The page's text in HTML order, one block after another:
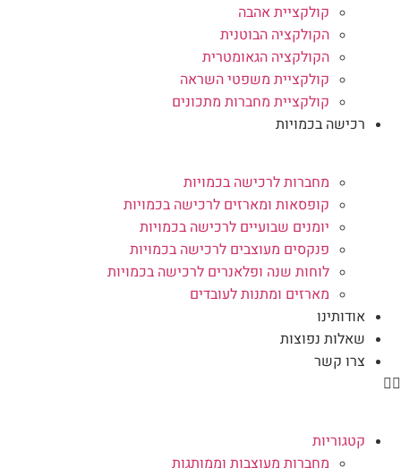
קולקציית אהבה
הקולקציה הבוטנית
הקולקציה הגאומטרית
קולקציית משפטי השראה
קולקציית מחברות מתכונים
רכישה בכמויות
מחברות לרכישה בכמויות
קופסאות ומארזים לרכישה בכמויות
יומנים שבועיים לרכישה בכמויות
פנקסים מעוצבים לרכישה בכמויות
לוחות שנה ופלאנרים לרכישה בכמויות
מארזים ומתנות לעובדים
אודותינו
שאלות נפוצות
צרו קשר
קטגוריות
מחברות מעוצבות וממותגות